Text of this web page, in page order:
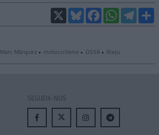
X BlueskyFacebookWhatsAppTelegram
Marc Márquez motociclisme OSSA Rieju
SEGUEIX-NOS